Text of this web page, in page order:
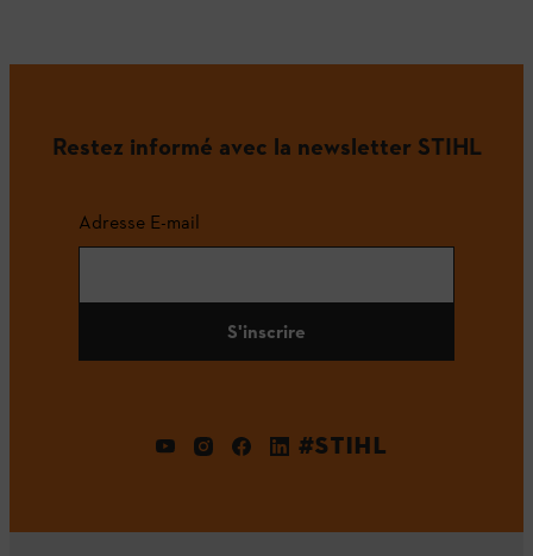
Restez informé avec la newsletter STIHL
Adresse E-mail
S'inscrire
#STIHL